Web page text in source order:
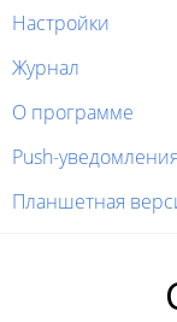
Настройки
Журнал
О программе
Push-уведомления
Планшетная